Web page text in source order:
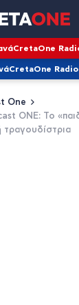
CretaOne
CretaOne Radio
One
ONE: Το
τραγουδίστρια